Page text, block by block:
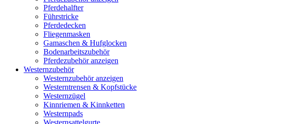
Pferdehalfter
Führstricke
Pferdedecken
Fliegenmasken
Gamaschen & Hufglocken
Bodenarbeitszubehör
Pferdezubehör anzeigen
Westernzubehör
Westernzubehör anzeigen
Westerntrensen & Kopfstücke
Westernzügel
Kinnriemen & Kinnketten
Westernpads
Westernsattelgurte